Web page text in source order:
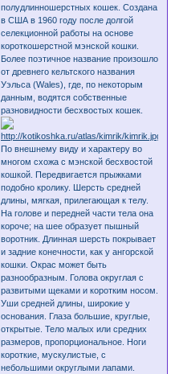
полудлинношерстных кошек. Создана
в США в 1960 году после долгой
селекционной работы на основе
короткошерстной мэнской кошки.
Более поэтичное название произошло
от древнего кельтского названия
Уэльса (Wales), где, по некоторым
данным, водятся собственные
разновидности бесхвостых кошек.
По внешнему виду и характеру во
многом схожа с мэнской бесхвостой
кошкой. Передвигается прыжками
подобно кролику. Шерсть средней
длины, мягкая, прилегающая к телу.
На голове и передней части тела она
короче; на шее образует пышный
воротник. Длинная шерсть покрывает
и задние конечности, как у ангорской
кошки. Окрас может быть
разнообразным. Голова округлая с
развитыми щеками и коротким носом.
Уши средней длины, широкие у
основания. Глаза большие, круглые,
открытые. Тело малых или средних
размеров, пропорциональное. Ноги
короткие, мускулистые, с
небольшими округлыми лапами.